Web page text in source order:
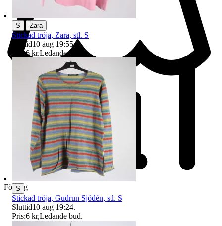
Företag
S Zara
Stickad tröja, Zara, stl. S
Sluttid10 aug 19:55.
Pris:6 kr,Ledande bud
S
Stickad tröja, Gudrun Sjödén, stl. S
Sluttid10 aug 19:24.
Pris:6 kr,Ledande bud.